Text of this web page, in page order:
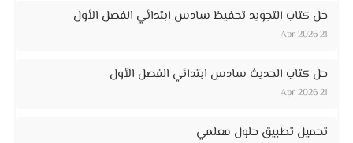
حل كتاب التجويد تحفيظ سادس ابتدائي الفصل الأول
21 Apr 2026
حل كتاب الحديث سادس ابتدائي الفصل الأول
21 Apr 2026
تحميل تطبيق حلول معلمي